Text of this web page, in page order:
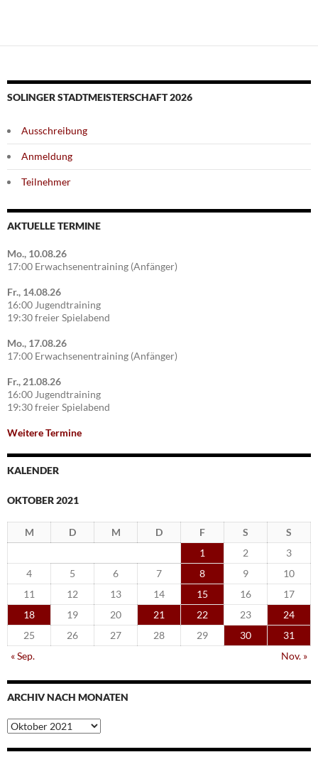
SOLINGER STADTMEISTERSCHAFT 2026
Ausschreibung
Anmeldung
Teilnehmer
AKTUELLE TERMINE
Mo., 10.08.26
17:00 Erwachsenentraining (Anfänger)
Fr., 14.08.26
16:00 Jugendtraining
19:30 freier Spielabend
Mo., 17.08.26
17:00 Erwachsenentraining (Anfänger)
Fr., 21.08.26
16:00 Jugendtraining
19:30 freier Spielabend
Weitere Termine
KALENDER
OKTOBER 2021
M D M D F S
S
1
2
3
4
5 6 7 8 9
10
11
12 13 14 15 16
17
18
19 20 21 22 23
24
25
26 27 28 29 30
31
« Sep.
Nov. »
ARCHIV NACH MONATEN
Archiv
nach
Monaten